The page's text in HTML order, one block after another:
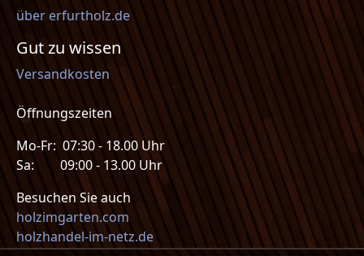
über erfurtholz.de
Gut zu wissen
Versandkosten
Öffnungszeiten
Mo-Fr: 07:30 - 18.00 Uhr
Sa: 09:00 - 13.00 Uhr
Besuchen Sie auch
holzimgarten.com
holzhandel-im-netz.de